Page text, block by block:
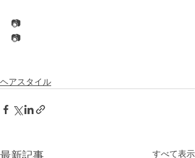
📷
📷
ヘアスタイル
最新記事 すべて表示